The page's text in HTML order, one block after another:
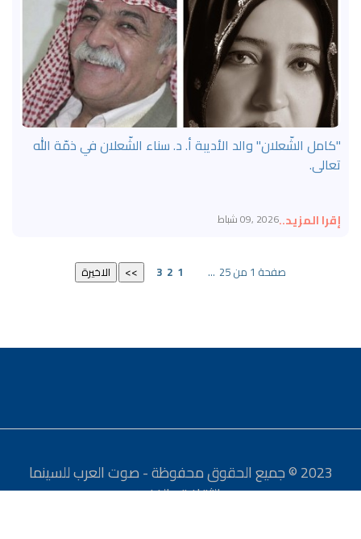
"كامل الشّعلان" والد الأديبة أ. د. سناء الشّعلان في ذمّة الله
تعالى.
2026 ,09 شباطإقرا المزيد..
صفحة 1 من 25 ...
1
2
3
2023 © جميع الحقوق محفوظة - صوت العرب للسينما
والثقافة والفنون